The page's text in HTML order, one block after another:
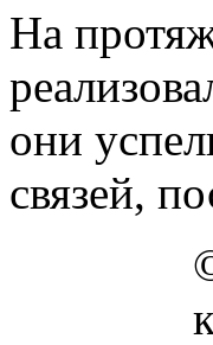
На
они
связей,